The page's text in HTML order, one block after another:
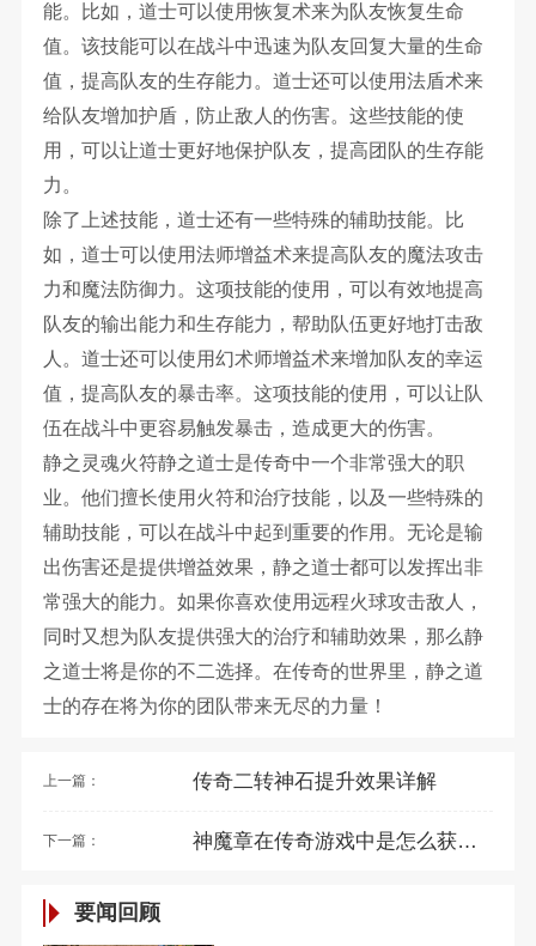
能。比如，道士可以使用恢复术来为队友恢复生命
值。该技能可以在战斗中迅速为队友回复大量的生命
值，提高队友的生存能力。道士还可以使用法盾术来
给队友增加护盾，防止敌人的伤害。这些技能的使
用，可以让道士更好地保护队友，提高团队的生存能
力。
除了上述技能，道士还有一些特殊的辅助技能。比
如，道士可以使用法师增益术来提高队友的魔法攻击
力和魔法防御力。这项技能的使用，可以有效地提高
队友的输出能力和生存能力，帮助队伍更好地打击敌
人。道士还可以使用幻术师增益术来增加队友的幸运
值，提高队友的暴击率。这项技能的使用，可以让队
伍在战斗中更容易触发暴击，造成更大的伤害。
静之灵魂火符静之道士是传奇中一个非常强大的职
业。他们擅长使用火符和治疗技能，以及一些特殊的
辅助技能，可以在战斗中起到重要的作用。无论是输
出伤害还是提供增益效果，静之道士都可以发挥出非
常强大的能力。如果你喜欢使用远程火球攻击敌人，
同时又想为队友提供强大的治疗和辅助效果，那么静
之道士将是你的不二选择。在传奇的世界里，静之道
士的存在将为你的团队带来无尽的力量！
上一篇： 传奇二转神石提升效果详解
下一篇： 神魔章在传奇游戏中是怎么获得的
要闻回顾